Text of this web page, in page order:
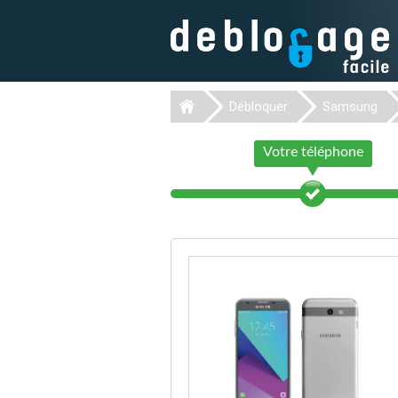
Débloquer Samsung
Votre téléphone